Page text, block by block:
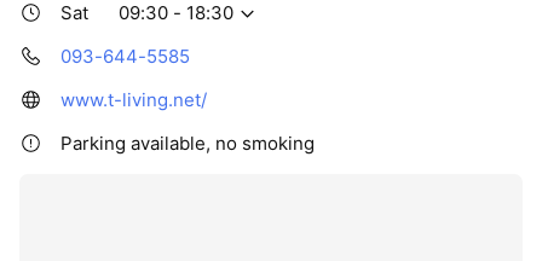
Sat
09:30 - 18:30
093-644-5585
www.t-living.net/
Parking available, no smoking